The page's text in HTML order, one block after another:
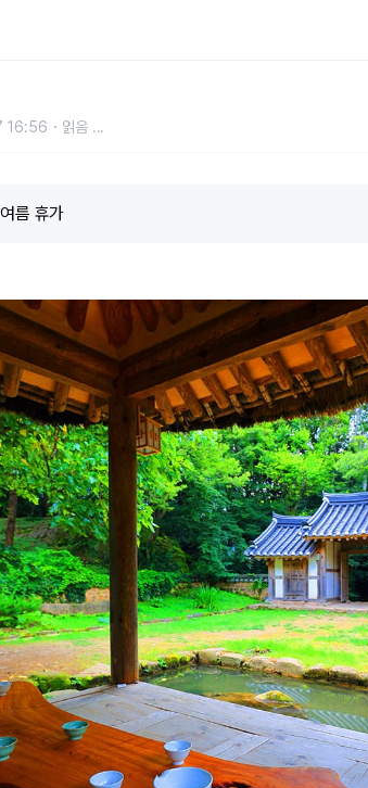
16:56 읽음 ...
름 휴가